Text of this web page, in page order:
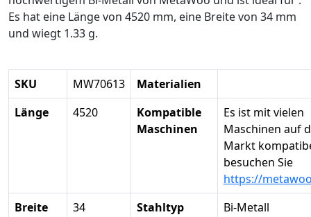
Es hat eine Länge von 4520 mm, eine Breite von 34 mm
und wiegt 1.33 g.
SKU MW70613
Materialien
Länge
4520
Kompatible
Maschinen
Es ist mit vielen
Maschinen auf
Markt
besuchen Sie
https://
Breite
34 Stahltyp
Bi-Metall